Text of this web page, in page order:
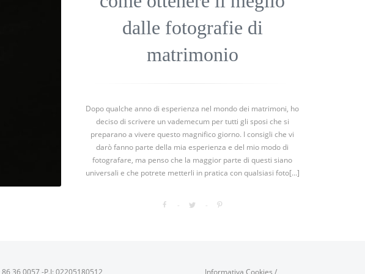
dalle fotografie di
matrimonio
Dopo qualche anno di esperienza nel mondo dei matrimoni, ho
deciso di scrivere un vademecum per tutti gli sposi che si
preparano a vivere questo magnifico giorno. I consigli che vi
darò fanno parte della mia esperienza e del mio modo di
fotografare, ma penso che la maggior parte di questi siano
universali e che potrete metterli in pratica con qualsiasi foto[...]